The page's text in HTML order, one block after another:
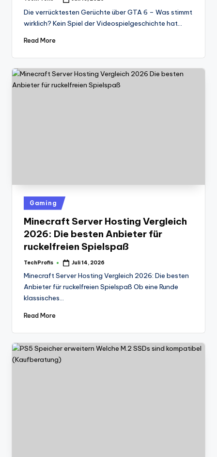
Die verrücktesten Gerüchte über GTA 6 – Was stimmt
wirklich? Kein Spiel der Videospielgeschichte hat…
Read More
Posted
in
Gaming
Minecraft Server Hosting Vergleich
2026: Die besten Anbieter für
ruckelfreien Spielspaß
Posted
TechProfis Juli 14, 2026
Minecraft Server Hosting Vergleich 2026: Die besten
Anbieter für ruckelfreien Spielspaß Ob eine Runde
klassisches…
Read More